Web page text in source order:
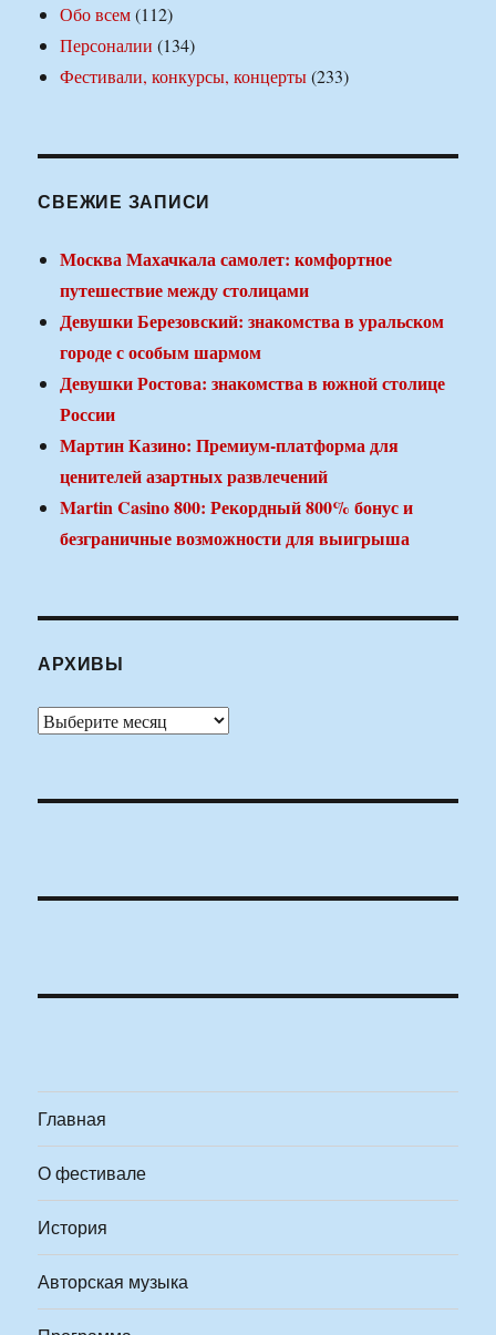
Обо всем(112)
Персоналии (134)
Фестивали, конкурсы, концерты(233)
СВЕЖИЕ ЗАПИСИ
Москва Махачкала самолет: комфортное
путешествие между столицами
Девушки Березовский: знакомства в уральском
городе с особым шармом
Девушки Ростова: знакомства в южной столице
России
Мартин Казино: Премиум-платформа для
ценителей азартных развлечений
Martin Casino 800: Рекордный 800% бонус и
безграничные возможности для выигрыша
АРХИВЫ
Архивы
Главная
О фестивале
История
Авторская музыка